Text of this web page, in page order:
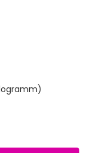
von 5 Sternen